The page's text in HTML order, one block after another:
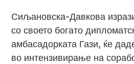
Сиљановска-Давкова
со своето богато
амбасадорката Гази, ќе
во интензивирање на